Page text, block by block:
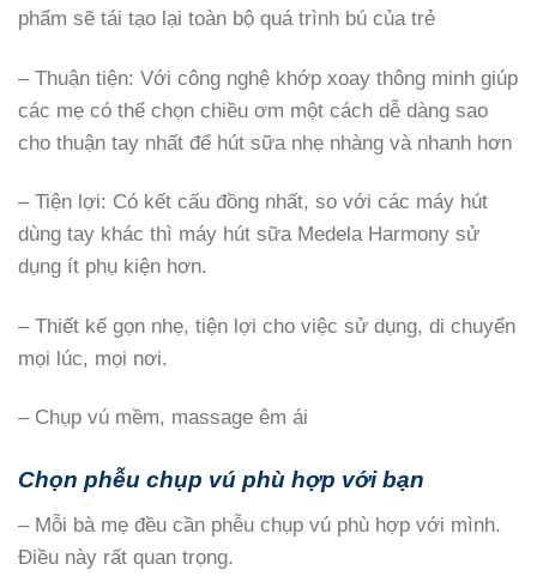
phẩm sẽ tái tạo lại toàn bộ quá trình bú của trẻ
– Thuận tiện: Với công nghệ khớp xoay thông minh giúp
các mẹ có thể chọn chiều ơm một cách dễ dàng sao
cho thuận tay nhất để hút sữa nhẹ nhàng và nhanh hơn
– Tiện lợi: Có kết cấu đồng nhất, so với các máy hút
dùng tay khác thì máy hút sữa Medela Harmony sử
dụng ít phụ kiện hơn.
– Thiết kế gọn nhẹ, tiện lợi cho việc sử dụng, di chuyển
mọi lúc, mọi nơi.
– Chụp vú mềm, massage êm ái
Chọn phễu chụp vú phù hợp với bạn
– Mỗi bà mẹ đều cần phễu chụp vú phù hợp với mình.
Điều này rất quan trọng.